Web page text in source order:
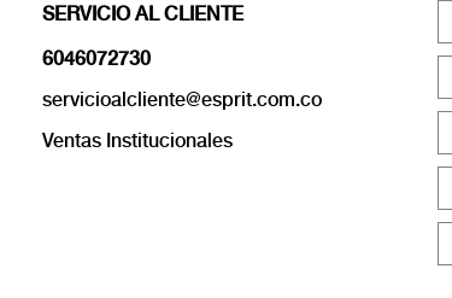
SERVICIO AL CLIENTE
6046072730
servicioalcliente@esprit.com.co
Ventas Institucionales